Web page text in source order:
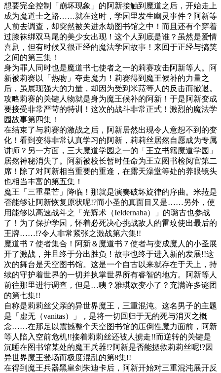
想要完全控制「崩坏现象」的阿新接触到魔道之后，开始走上
成为魔道士之路……就在这时，学园里发生幽灵事件？阿新等
人前去调查，却突然被关进永劫图书馆之中！而且还有个穿着
过膝袜绑双马尾的美少女出现！这个人到底是谁？虽然是爱情
喜剧，但有时候又很正经的魔法学园故事！来回于正经与搞笑
之间的第三集！
身为罪人同时也是魔道书七使者之一的莉赛攻击阿新等人。阿
新被莉赛以「热吻」夺走魔力！莉赛得到魔王候补的力量之
后，虽展现强大的力量，却因为受到米菈等人的反击而撤退。
攻略莉赛的关键人物就是身为魔王候补的阿新！于是阿新变成
要接受非常严苛的特训！这次的战斗非常正式！激烈的魔法学
园故事第四集！
在结束了与莉赛的激战之后，阿新居然出现令人意想不到的变
化！看到变得非常认真学习的阿新，莉莉丝居然自愿成为专属
讲师？另一方面，三大魔道学园之一的「王立书籍魔道学园」
居然神秘消失了。阿新被校长暂时任命为王立图书检阅官第二
席！除了对阿新相当重要的重逢，在露天澡堂等处的养眼镜头
也相当丰富的第五集！
魔王「三重星芒」降临！那就是演奏破坏旋律的序曲。米菈是
否能够让阿新恢复原状呢!?而小圣的真面目又是……另外，使
用能够以高速战斗之「光辉术（Ieldernaha）」的璐古也参战
了！为了保护学园，怀着必死决心挑战敌人的雷玟使出最后的
王牌……!?令人非常紧张之激战第六集!!
魔道书７使者集合！阿新＆魔道书７使者与变成魔人的小圣展
开了激战，并且终于分出胜负！故事也终于进入新的发展!!这
次的舞台是天空图书馆。这是一个自古以来就存在于天上，持
续的守护着世界的一切并执掌世界所有睿智的地方。阿新等人
前往那里进行调查，但是…咦？雅琪欧变小了？充满许多谜团
的第七集!!
自称是莉莉丝父亲的异世界魔王，三重混沌。这名男子的主题
是「虚无（vanitas）」，是将一切回归于无的死与消灭之概
念……在那足以震撼整个天空图书馆的压倒性魔力面前，阿新
等人陷入空前危机!!接着莉莉丝还被人掳走!!而逆转的关键是
沉睡在图书馆某处的魔王兵器!?阿新是否能拯救莉莉丝呢!?因
异世界魔王登场而极度混乱的第8集!!
在得到魔王兵器黑皇剑朱迪卡后，阿新开始对三重混沌展开反